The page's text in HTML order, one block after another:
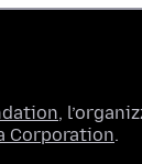
,
Corporation.